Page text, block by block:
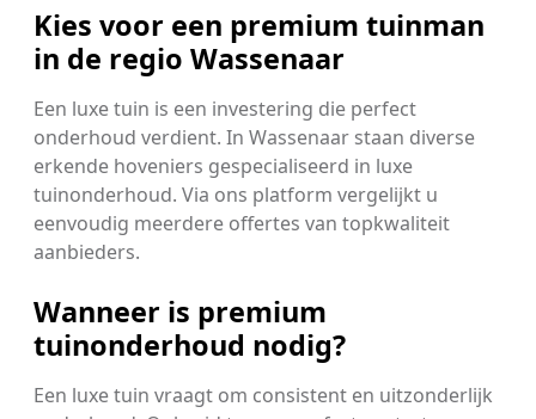
Kies voor een premium tuinman
in de regio Wassenaar
Een luxe tuin is een investering die perfect
onderhoud verdient. In Wassenaar staan diverse
erkende hoveniers gespecialiseerd in luxe
tuinonderhoud. Via ons platform vergelijkt u
eenvoudig meerdere offertes van topkwaliteit
aanbieders.
Wanneer is premium
tuinonderhoud nodig?
Een luxe tuin vraagt om consistent en uitzonderlijk